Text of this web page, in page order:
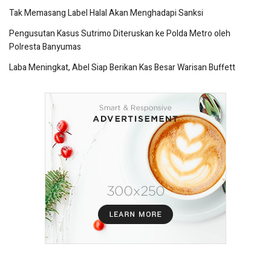
Tak Memasang Label Halal Akan Menghadapi Sanksi
Pengusutan Kasus Sutrimo Diteruskan ke Polda Metro oleh
Polresta Banyumas
Laba Meningkat, Abel Siap Berikan Kas Besar Warisan Buffett